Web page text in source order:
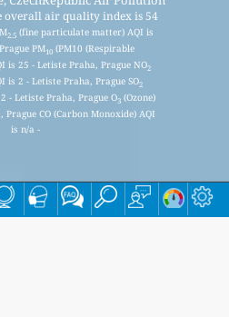
overall air quality index is 54
2.5(fine particulate matter) AQI is
PM10(PM10 (Respirable
is 25 - Letiste Praha, Prague NO2
is 2 - Letiste Praha, Prague SO2
- Letiste Praha, Prague O3 (Ozone)
CO (Carbon Monoxide) AQI
is n/a -
mailing list, and get
articles are available.